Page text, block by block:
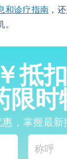
和诊疗指南 ，
抵
限时
，掌握最新